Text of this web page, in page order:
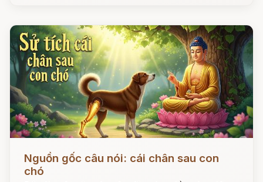
Đọc ngay
Nguồn gốc câu nói: cái chân sau con
chó